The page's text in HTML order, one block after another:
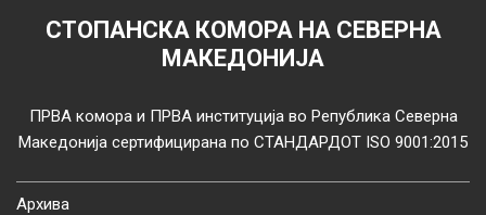
СТОПАНСКА КОМОРА НА СЕВЕРНА
МАКЕДОНИЈА
ПРВА комора и ПРВА институција во Република Северна
Македонија сертифицирана по СТАНДАРДОТ ISO 9001:2015
Архива